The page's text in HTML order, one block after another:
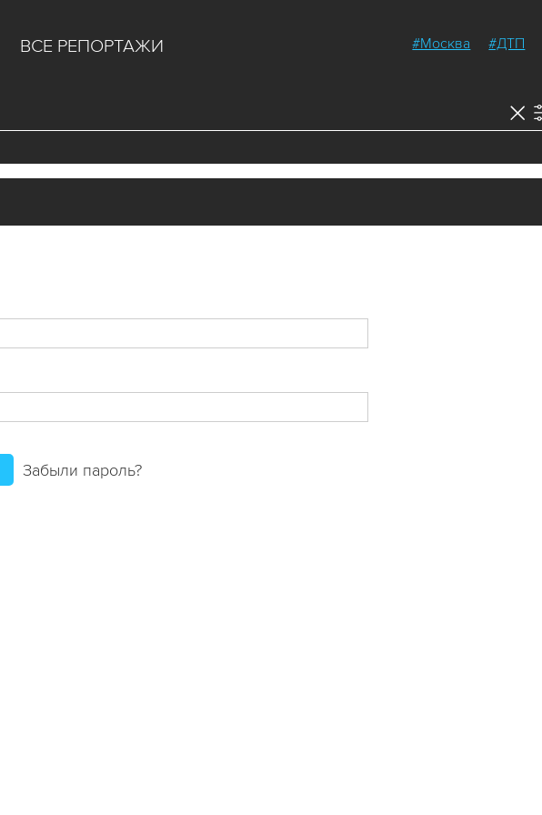
ВСЕ РЕПОРТАЖИ #Москва #ДТП
Забыли пароль?